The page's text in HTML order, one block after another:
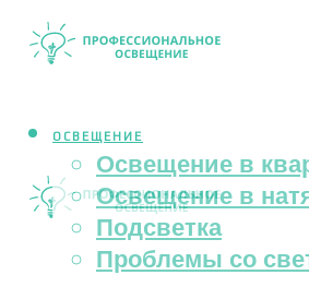
ОСВЕЩЕНИЕ
Освещение в
Освещение в
Подсветка
Проблемы со